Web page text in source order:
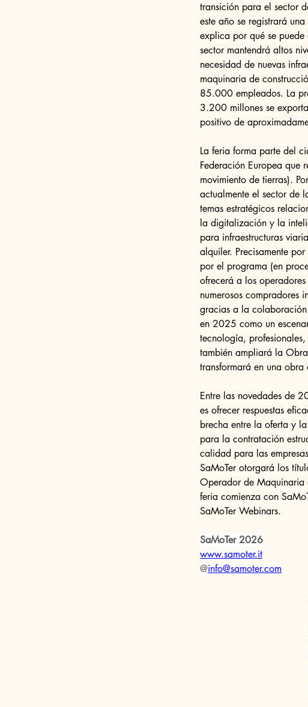
transición para el sector
este año se registrará
explica por qué se
sector mantendrá altos
necesidad de nuevas
maquinaria de
85.000 empleados. La
3.200 millones se
positivo de
La feria forma parte del
Federación Europea que
movimiento de tierras).
actualmente el sector de
temas estratégicos
la digitalización y la
para infraestructuras
alquiler. Precisamente
por el programa (en
ofrecerá a los
numerosos compradores
gracias a la
en 2025 como un
tecnología,
también ampliará la
transformará en una
Entre las novedades de
es ofrecer respuestas
brecha entre la oferta y
para la contratación
calidad para las
SaMoTer otorgará los
Operador de Maquinaria
feria comienza con
SaMoTer Webinars.
SaMoTer 2026
www.samoter.it
@info@samoter.com